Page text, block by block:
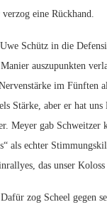
eine Rückhand.
Schütz in die
auszupunkten
im Fünften
Stärke, aber er hat
Meyer gab
als echter
das unser
zog Scheel gegen